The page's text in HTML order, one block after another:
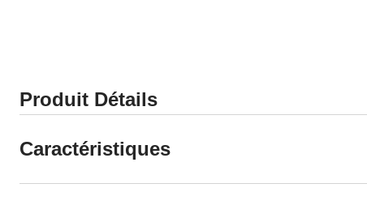
Produit Détails
Caractéristiques